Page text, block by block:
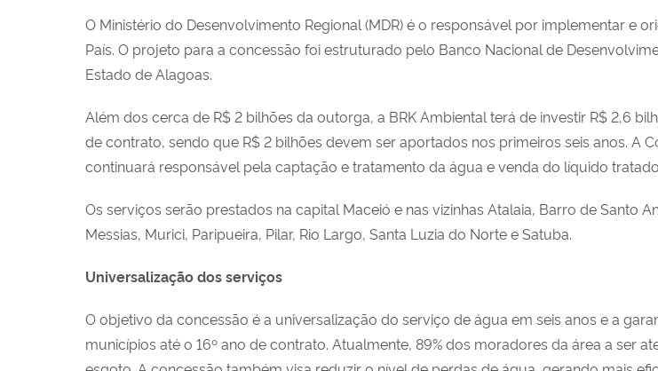
O Ministério do Desenvolvimento Regional (MDR) é o responsável por implementar e
País. O projeto para a concessão foi estruturado pelo Banco Nacional de
Estado de Alagoas.
Além dos cerca de R$ 2 bilhões da outorga, a BRK Ambiental terá de investir R$ 2,6
de contrato, sendo que R$ 2 bilhões devem ser aportados nos primeiros seis anos. A
continuará responsável pela captação e tratamento da água e venda do líquido
Os serviços serão prestados na capital Maceió e nas vizinhas Atalaia, Barro de Santo
Messias, Murici, Paripueira, Pilar, Rio Largo, Santa Luzia do Norte e Satuba.
Universalização dos serviços
O objetivo da concessão é a universalização do serviço de água em seis anos e a
municípios até o 16º ano de contrato. Atualmente, 89% dos moradores da área a ser